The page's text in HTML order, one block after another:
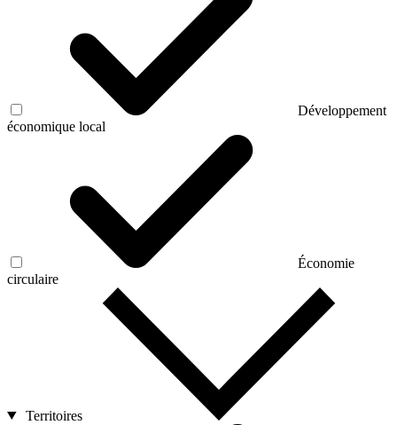
Développement
économique local
Économie
circulaire
Territoires